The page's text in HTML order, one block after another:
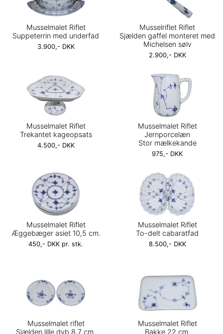
Musselmalet Riflet
Suppeterrin med underfad
3.900,- DKK
Musselriflet Riflet
Sjælden gaffel monteret med
Michelsen sølv
2.900,- DKK
Musselmalet Riflet
Trekantet kageopsats
4.500,- DKK
Musselmalet Riflet
Jernporcelæn
Stor mælkekande
975,- DKK
Musselmalet Riflet
Æggebæger asiet 10,5 cm.
450,- DKK pr. stk.
Musselmalet Riflet
To-delt cabaratfad
8.500,- DKK
Musselmalet riflet
Sjælden lille dyb 8,7 cm.
Musselmalet Riflet
Bakke 22 cm.